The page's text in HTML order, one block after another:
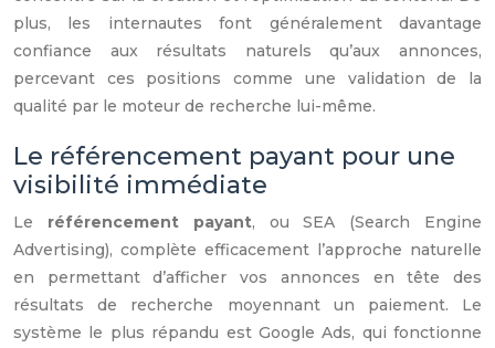
plus, les internautes font généralement davantage
confiance aux résultats naturels qu’aux annonces,
percevant ces positions comme une validation de la
qualité par le moteur de recherche lui-même.
Le référencement payant pour une
visibilité immédiate
Le référencement payant, ou SEA (Search Engine
Advertising), complète efficacement l’approche naturelle
en permettant d’afficher vos annonces en tête des
résultats de recherche moyennant un paiement. Le
système le plus répandu est Google Ads, qui fonctionne